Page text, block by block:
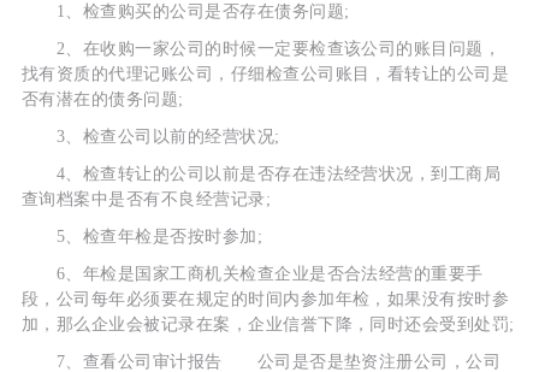
1、检查购买的公司是否存在债务问题;
2、在收购一家公司的时候一定要检查该公司的账目问题，
找有资质的代理记账公司，仔细检查公司账目，看转让的公司是
否有潜在的债务问题;
3、检查公司以前的经营状况;
4、检查转让的公司以前是否存在违法经营状况，到工商局
查询档案中是否有不良经营记录;
5、检查年检是否按时参加;
6、年检是国家工商机关检查企业是否合法经营的重要手
段，公司每年必须要在规定的时间内参加年检，如果没有按时参
加，那么企业会被记录在案，企业信誉下降，同时还会受到处罚;
7、查看公司审计报告 公司是否是垫资注册公司，公司